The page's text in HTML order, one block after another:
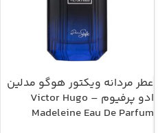
عطر مردانه ویکتور هوگو مدلین
ادو پرفیوم – Victor Hugo
Madeleine Eau De Parfum